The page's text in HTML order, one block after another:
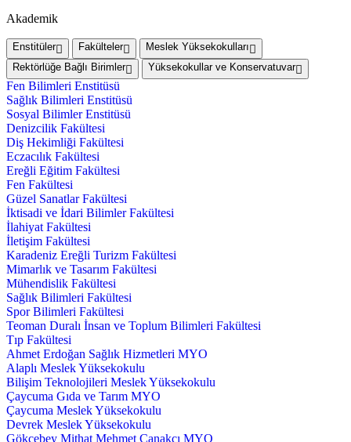
Akademik
Enstitüler Fakülteler
Meslek Yüksekokulları
Rektörlüğe Bağlı Birimler
Yüksekokullar ve Konservatuvar
Fen Bilimleri Enstitüsü
Sağlık Bilimleri Enstitüsü
Sosyal Bilimler Enstitüsü
Denizcilik Fakültesi
Diş Hekimliği Fakültesi
Eczacılık Fakültesi
Ereğli Eğitim Fakültesi
Fen Fakültesi
Güzel Sanatlar Fakültesi
İktisadi ve İdari Bilimler Fakültesi
İlahiyat Fakültesi
İletişim Fakültesi
Karadeniz Ereğli Turizm Fakültesi
Mimarlık ve Tasarım Fakültesi
Mühendislik Fakültesi
Sağlık Bilimleri Fakültesi
Spor Bilimleri Fakültesi
Teoman Duralı İnsan ve Toplum Bilimleri Fakültesi
Tıp Fakültesi
Ahmet Erdoğan Sağlık Hizmetleri MYO
Alaplı Meslek Yüksekokulu
Bilişim Teknolojileri Meslek Yüksekokulu
Çaycuma Gıda ve Tarım MYO
Çaycuma Meslek Yüksekokulu
Devrek Meslek Yüksekokulu
Gökçebey Mithat Mehmet Çanakçı MYO